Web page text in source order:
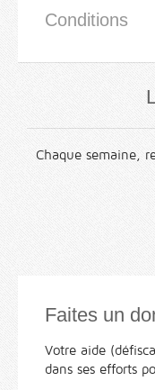
Conditions
Chaque semaine,
Faites un
Votre aide
dans ses efforts